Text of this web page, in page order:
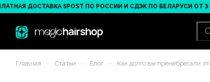
ДОСТАВКА 5POST ПО РОССИИ И СДЭК ПО БЕЛАРУСИ ОТ 3 000
Главная – Статьи – Блог – Как долго вы пренебрегали